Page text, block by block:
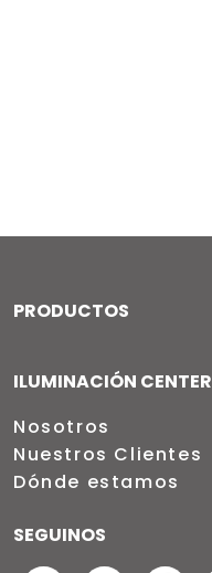
PRODUCTOS
ILUMINACIÓN CENTER
Nosotros
Nuestros Clientes
Dónde estamos
SEGUINOS